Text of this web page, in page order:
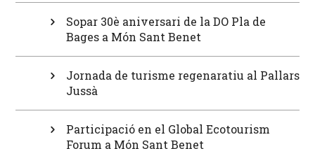
Sopar 30è aniversari de la DO Pla de
Bages a Món Sant Benet
Jornada de turisme regenaratiu al Pallars
Jussà
Participació en el Global Ecotourism
Forum a Món Sant Benet